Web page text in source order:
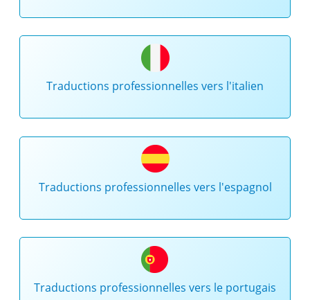
Traductions professionnelles vers l'italien
Traductions professionnelles vers l'espagnol
Traductions professionnelles vers le portugais